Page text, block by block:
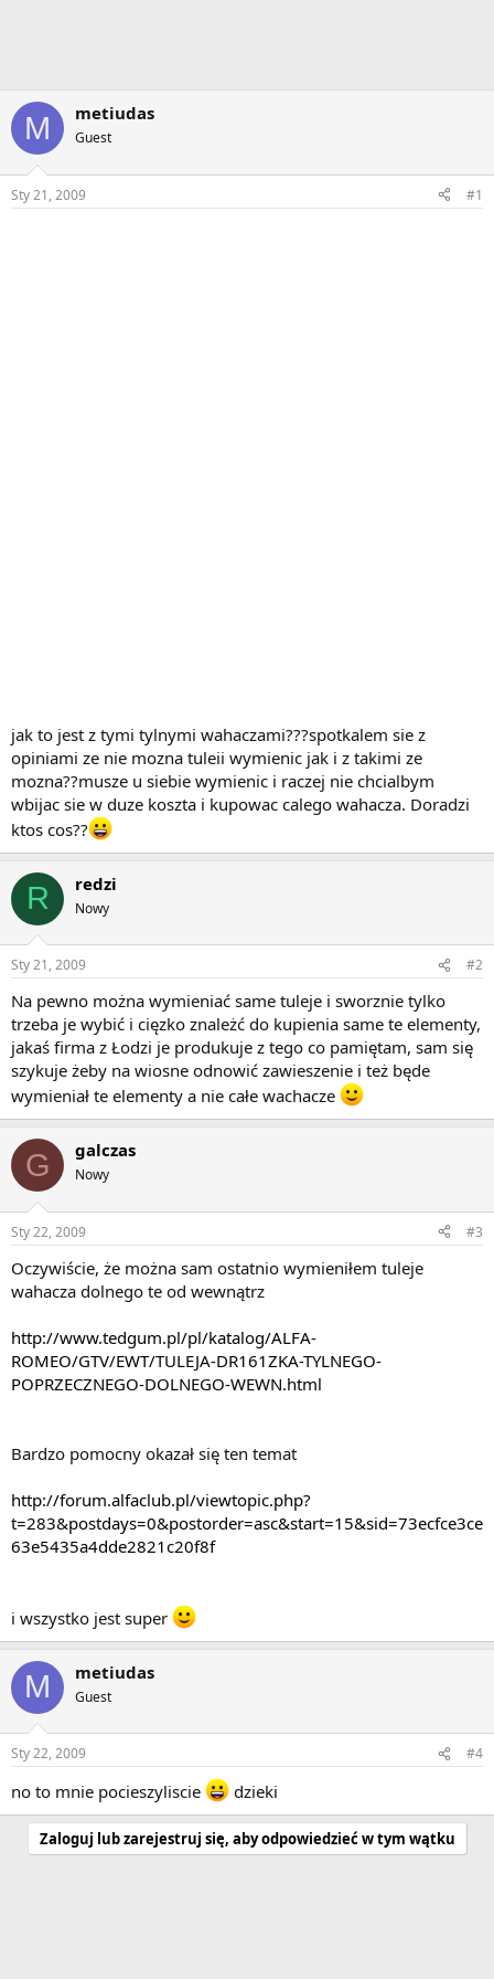
M metiudas
Guest
Sty 21, 2009 #1
jak to jest z tymi tylnymi wahaczami???spotkalem sie z
opiniami ze nie mozna tuleii wymienic jak i z takimi ze
mozna??musze u siebie wymienic i raczej nie chcialbym
wbijac sie w duze koszta i kupowac calego wahacza. Doradzi
ktos cos??
R redzi
Nowy
Sty 21, 2009 #2
Na pewno można wymieniać same tuleje i sworznie tylko
trzeba je wybić i cięzko znależć do kupienia same te elementy,
jakaś firma z Łodzi je produkuje z tego co pamiętam, sam się
szykuje żeby na wiosne odnowić zawieszenie i też będe
wymieniał te elementy a nie całe wachacze
G galczas
Nowy
Sty 22, 2009 #3
Oczywiście, że można sam ostatnio wymieniłem tuleje
wahacza dolnego te od wewnątrz
http://www.tedgum.pl/pl/katalog/ALFA-
ROMEO/GTV/EWT/TULEJA-DR161ZKA-TYLNEGO-
POPRZECZNEGO-DOLNEGO-WEWN.html
Bardzo pomocny okazał się ten temat
http://forum.alfaclub.pl/viewtopic.php?
t=283&postdays=0&postorder=asc&start=15&sid=73ecfce3ce
63e5435a4dde2821c20f8f
i wszystko jest super
M metiudas
Guest
Sty 22, 2009 #4
no to mnie pocieszyliscie dzieki
Zaloguj lub zarejestruj się, aby odpowiedzieć w tym wątku